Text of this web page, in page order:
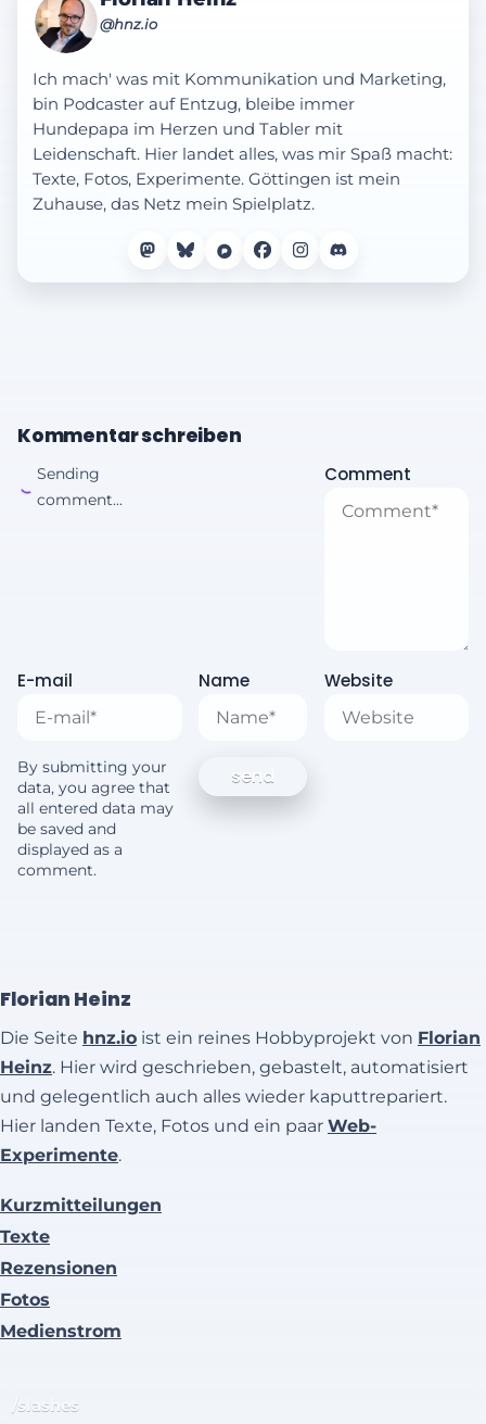
@hnz.io
Ich mach' was mit Kommunikation und Marketing,
bin Podcaster auf Entzug, bleibe immer
Hundepapa im Herzen und Tabler mit
Leidenschaft. Hier landet alles, was mir Spaß macht:
Texte, Fotos, Experimente. Göttingen ist mein
Zuhause, das Netz mein Spielplatz.
Kommentar schreiben
Sending
comment...
Comment
E-mail Name Website
By submitting your
data, you agree that
all entered data may
be saved and
displayed as a
comment.
Florian Heinz
Die Seite hnz.io ist ein reines Hobbyprojekt von Florian
Heinz. Hier wird geschrieben, gebastelt, automatisiert
und gelegentlich auch alles wieder kaputtrepariert.
Hier landen Texte, Fotos und ein paar Web-
Experimente.
Kurzmitteilungen
Texte
Rezensionen
Fotos
Medienstrom
/slashes